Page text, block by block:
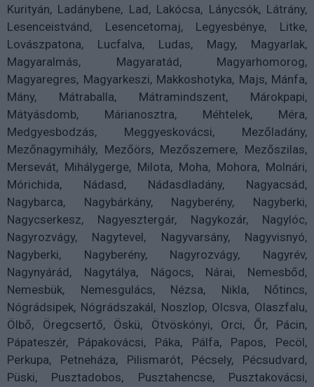
Kurityán, Ladánybene, Lad, Lakócsa, Lánycsók, Látrány,
Lesenceistvánd, Lesencetomaj, Legyesbénye, Litke,
Lovászpatona, Lucfalva, Ludas, Magy, Magyarlak,
Magyaralmás, Magyaratád, Magyarhomorog,
Magyaregres, Magyarkeszi, Makkoshotyka, Majs, Mánfa,
Mány, Mátraballa, Mátramindszent, Márokpapi,
Mátyásdomb, Márianosztra, Méhtelek, Méra,
Medgyesbodzás, Meggyeskovácsi, Mezőladány,
Mezőnagymihály, Mezőörs, Mezőszemere, Mezőszilas,
Mersevát, Mihálygerge, Milota, Moha, Mohora, Molnári,
Mórichida, Nádasd, Nádasdladány, Nagyacsád,
Nagybarca, Nagybárkány, Nagyberény, Nagyberki,
Nagycserkesz, Nagyesztergár, Nagykozár, Nagylóc,
Nagyrozvágy, Nagytevel, Nagyvarsány, Nagyvisnyó,
Nagyberki, Nagyberény, Nagyrozvágy, Nagyrév,
Nagynyárád, Nagytálya, Nágocs, Nárai, Nemesbőd,
Nemesbük, Nemesgulács, Nézsa, Nikla, Nőtincs,
Nógrádsipek, Nógrádszakál, Noszlop, Olcsva, Olaszfalu,
Ölbő, Öregcsertő, Öskü, Ötvöskónyi, Orci, Őr, Pácin,
Pápateszér, Pápakovácsi, Páka, Pálfa, Papos, Pecöl,
Perkupa, Petneháza, Pilismarót, Pécsely, Pécsudvard,
Püski, Pusztadobos, Pusztahencse, Pusztakovácsi,